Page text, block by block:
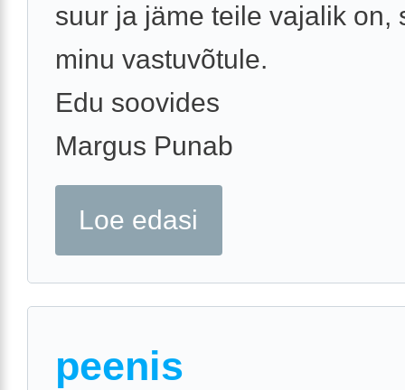
suur ja jäme teile vajalik on,
minu vastuvõtule.
Edu soovides
Margus Punab
Loe edasi
peenis